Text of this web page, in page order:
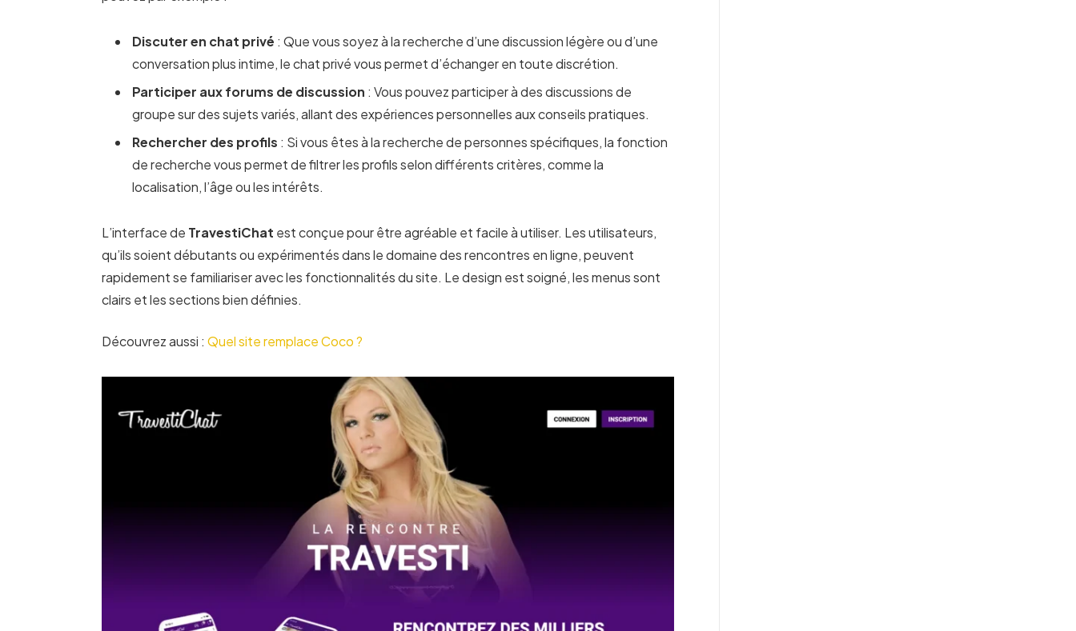
Discuter en chat privé : Que vous soyez à la recherche d’une discussion légère ou d’une
conversation plus intime, le chat privé vous permet d’échanger en toute discrétion.
Participer aux forums de discussion : Vous pouvez participer à des discussions de
groupe sur des sujets variés, allant des expériences personnelles aux conseils pratiques.
Rechercher des profils : Si vous êtes à la recherche de personnes spécifiques, la fonction
de recherche vous permet de filtrer les profils selon différents critères, comme la
localisation, l’âge ou les intérêts.
L’interface de TravestiChat est conçue pour être agréable et facile à utiliser. Les utilisateurs,
qu’ils soient débutants ou expérimentés dans le domaine des rencontres en ligne, peuvent
rapidement se familiariser avec les fonctionnalités du site. Le design est soigné, les menus sont
clairs et les sections bien définies.
Découvrez aussi :Quel site remplace Coco ?